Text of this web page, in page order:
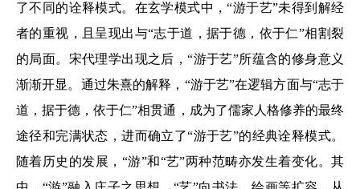
了不同的诠释模式。在玄学模式中，“游于艺”未得到解经
者的重视，且呈现出与“志于道，据于德，依于仁”相割裂
的局面。宋代理学出现之后，“游于艺”所蕴含的修身意义
渐渐开显。通过朱熹的解释，“游于艺”在逻辑方面与“志于
道，据于德，依于仁”相贯通，成为了儒家人格修养的最终
途径和完满状态，进而确立了“游于艺”的经典诠释模式。
随着历史的发展，“游”和“艺”两种范畴亦发生着变化。其